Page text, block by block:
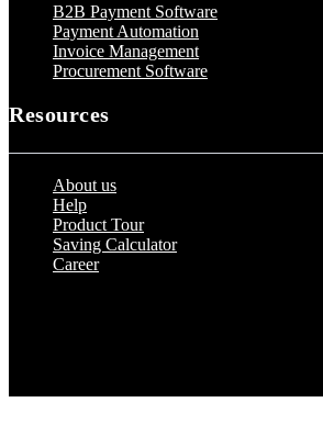
B2B Payment Software
Payment Automation
Invoice Management
Procurement Software
Resources
About us
Help
Product Tour
Saving Calculator
Career